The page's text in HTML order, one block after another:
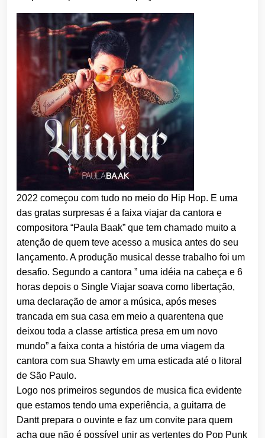
2022 começou com tudo no meio do Hip Hop. E uma
das gratas surpresas é a faixa viajar da cantora e
compositora “Paula Baak” que tem chamado muito a
atenção de quem teve acesso a musica antes do seu
lançamento. A produção musical desse trabalho foi um
desafio. Segundo a cantora ” uma idéia na cabeça e 6
horas depois o Single Viajar soava como libertação,
uma declaração de amor a música, após meses
trancada em sua casa em meio a quarentena que
deixou toda a classe artística presa em um novo
mundo” a faixa conta a história de uma viagem da
cantora com sua Shawty em uma esticada até o litoral
de São Paulo.
Logo nos primeiros segundos de musica fica evidente
que estamos tendo uma experiência, a guitarra de
Dantt prepara o ouvinte e faz um convite para quem
acha que não é possível unir as vertentes do Pop Punk